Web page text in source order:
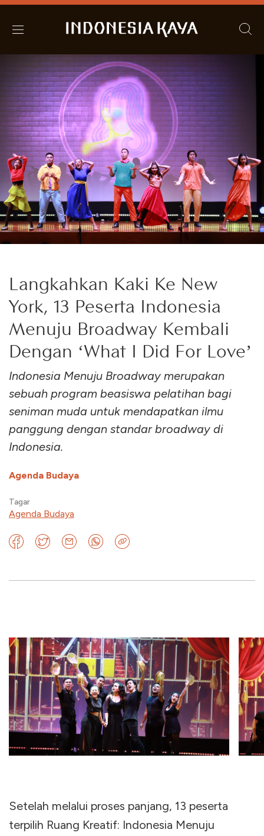
Langkahkan Kaki Ke New
York, 13 Peserta Indonesia
Menuju Broadway Kembali
Dengan ‘What I Did For Love’
Indonesia Menuju Broadway merupakan
sebuah program beasiswa pelatihan bagi
seniman muda untuk mendapatkan ilmu
panggung dengan standar broadway di
Indonesia.
Agenda Budaya
Tagar
Agenda Budaya
Setelah melalui proses panjang, 13 peserta
terpilih Ruang Kreatif: Indonesia Menuju